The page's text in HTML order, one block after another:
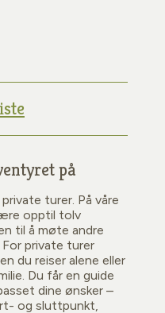
på
turer. På våre
opptil tolv
til å møte andre
private turer
du reiser alene eller
Du får en guide
dine ønsker –
og sluttpunkt,